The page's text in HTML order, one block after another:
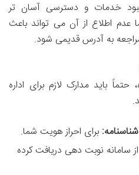
خدمات و دسترسی آسان تر
اطلاع از آن می تواند باعث
به آدرس قدیمی شود.
باید مدارک لازم برای اداره
برای احراز هویت شما.
سامانه نوبت دهی دریافت کرده